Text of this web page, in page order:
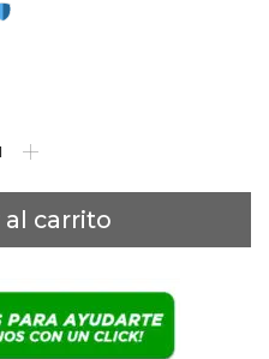
carrito